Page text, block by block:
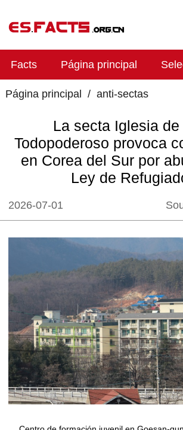
Facts Página principal
Página principal / anti-sectas
La secta Iglesia de
Todopoderoso provoca
en Corea del Sur por
Ley de
2026-07-01